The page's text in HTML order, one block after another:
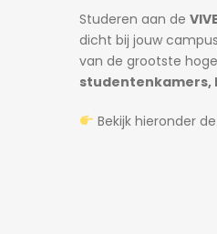
Studeren aan de
dicht bij jouw
van de grootste
studentenkamers,
Bekijk hieronder